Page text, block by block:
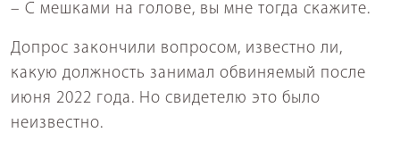
– С мешками на голове, вы мне тогда скажите.
Допрос закончили вопросом, известно ли,
какую должность занимал обвиняемый после
июня 2022 года. Но свидетелю это было
неизвестно.